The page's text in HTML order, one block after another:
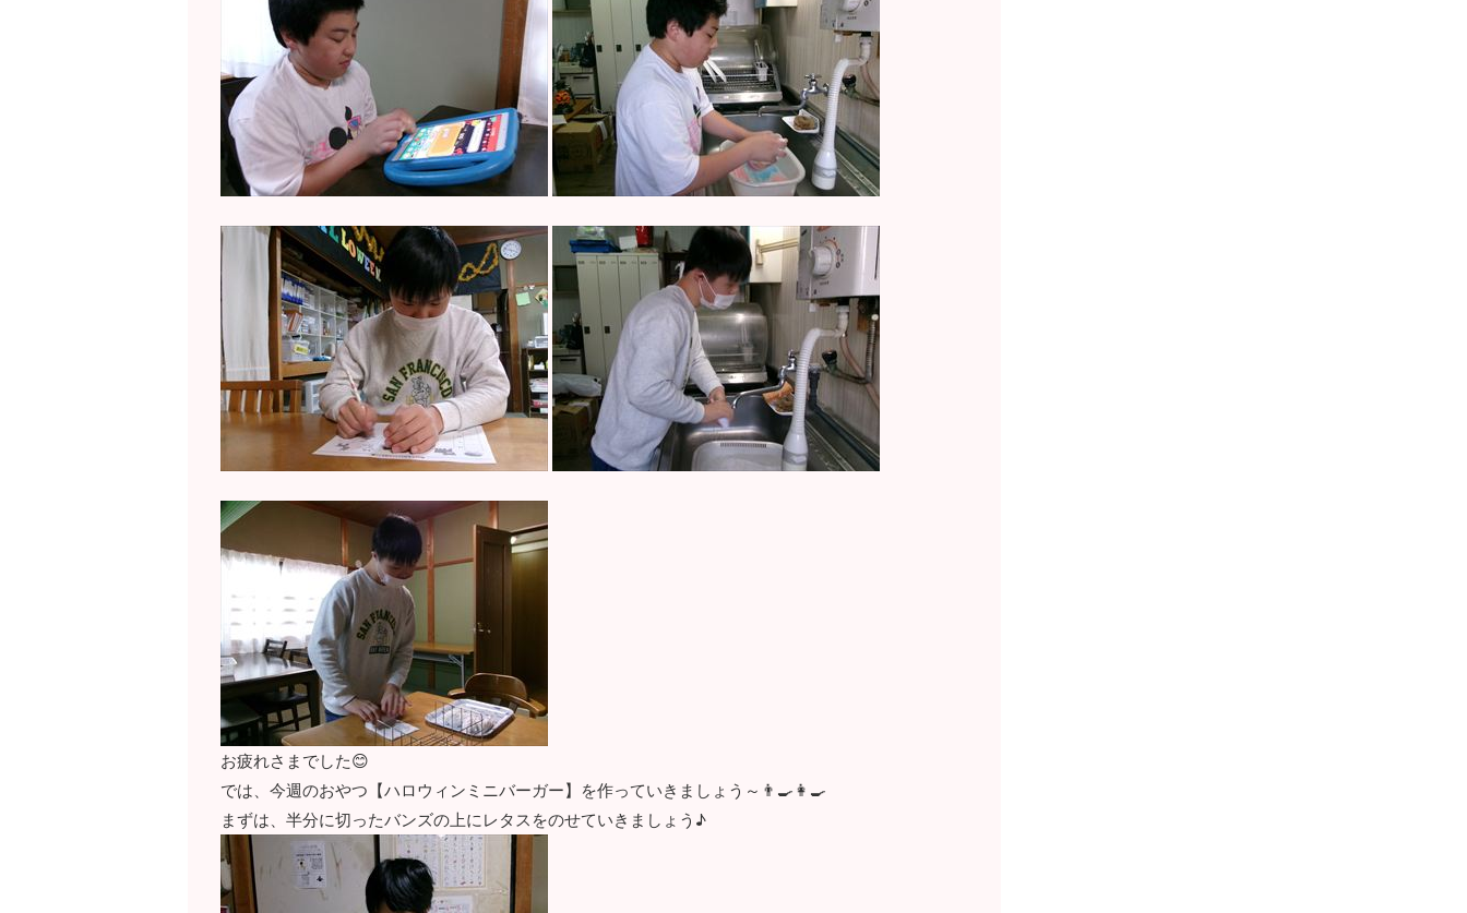
お疲れさまでした😊
では、今週のおやつ【ハロウィンミニバーガー】を作っていきましょう～👨‍🍳👩‍🍳
まずは、半分に切ったバンズの上にレタスをのせていきましょう♪